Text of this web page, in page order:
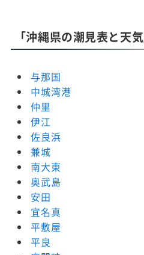
「沖縄県の潮見表と天
与那国
中城湾港
仲里
伊江
佐良浜
兼城
南大東
奥武島
安田
宜名真
平敷屋
平良